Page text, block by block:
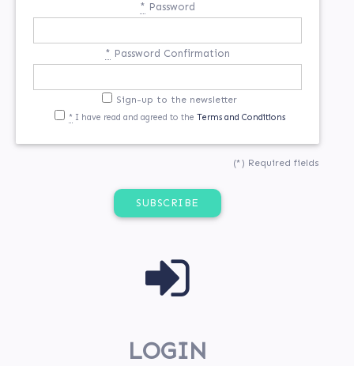
* Password
* Password Confirmation
Sign-up to the newsletter
* I have read and agreed to the Terms and Conditions
(*) Required fields
LOGIN